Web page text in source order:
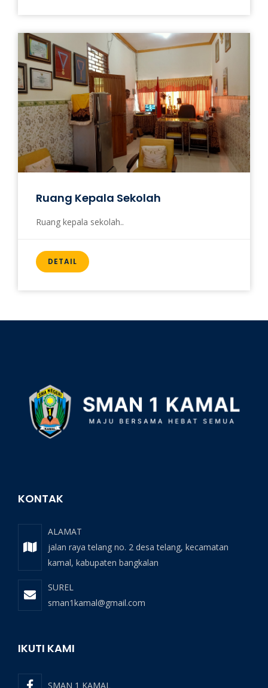
Ruang Kepala Sekolah
Ruang kepala sekolah..
DETAIL
KONTAK
ALAMAT
jalan raya telang no. 2 desa telang, kecamatan
kamal, kabupaten bangkalan
SUREL
sman1kamal@gmail.com
IKUTI KAMI
SMAN 1 KAMAL